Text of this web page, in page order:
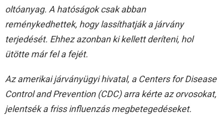
oltóanyag. A hatóságok csak abban
reménykedhettek, hogy lassíthatják a járvány
terjedését. Ehhez azonban ki kellett deríteni, hol
ütötte már fel a fejét.
Az amerikai járványügyi hivatal, a Centers for Disease
Control and Prevention (CDC) arra kérte az orvosokat,
jelentsék a friss influenzás megbetegedéseket.